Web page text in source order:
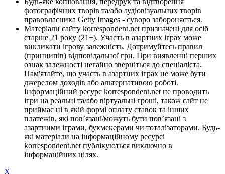
фотографічних творів та/або аудіовізуальних творів
правовласника Getty Images - суворо забороняється.
Матеріали сайту korrespondent.net призначені для осіб
старше 21 року (21+). Участь в азартних іграх може
викликати ігрову залежність. Дотримуйтесь правил
(принципів) відповідальної гри. При виявленні перших
ознак залежності негайно зверніться до спеціаліста.
Пам'ятайте, що участь в азартних іграх не може бути
джерелом доходів або альтернативою роботі.
Інформаційний ресурс korrespondent.net не проводить
ігри на реальні та/або віртуальні гроші, також сайт не
приймає ні в якій формі оплату ставок та інших
платежів, які пов’язані/можуть бути пов’язані з
азартними іграми, букмекерами чи тоталізаторами. Будь-
які матеріали на інформаційному ресурсі
korrespondent.net публікуються виключно в
інформаційних цілях.
X